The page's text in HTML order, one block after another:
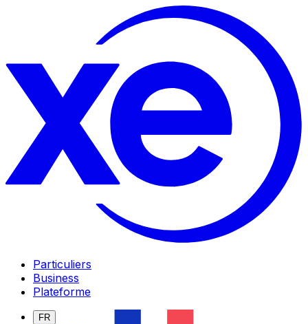
Particuliers
Business
Plateforme
FR